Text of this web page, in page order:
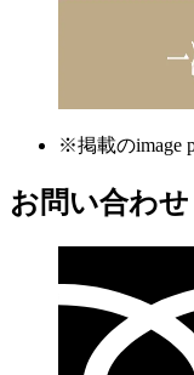
※掲載のimage
お問い合わせ